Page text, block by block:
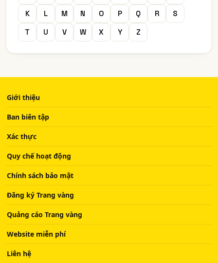
K
L M N O P Q R
S
T
U V W X Y Z
Giới thiệu
Ban biên tập
Xác thực
Quy chế hoạt động
Chính sách bảo mật
Đăng ký Trang vàng
Quảng cáo Trang vàng
Website miễn phí
Liên hệ